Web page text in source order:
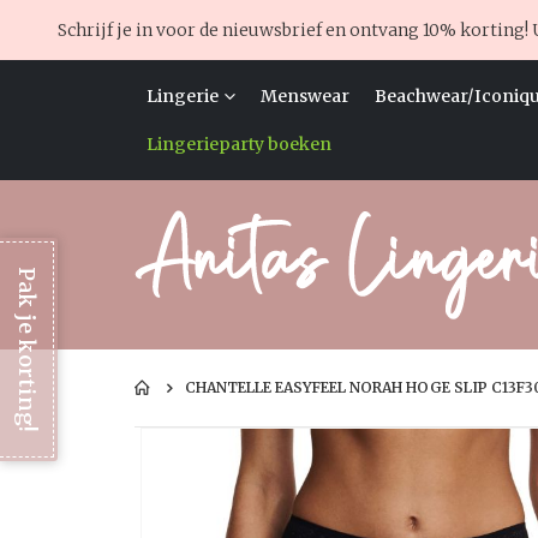
Schrijf je in voor de nieuwsbrief en ontvang 10% korting!
Lingerie Menswear Beachwear/
Lingerieparty boeken
CHANTELLE EASYFEEL NORAH HOGE SLIP
Pak je korting!